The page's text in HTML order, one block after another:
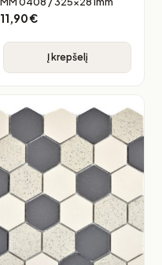
11,90€
Į krepšelį